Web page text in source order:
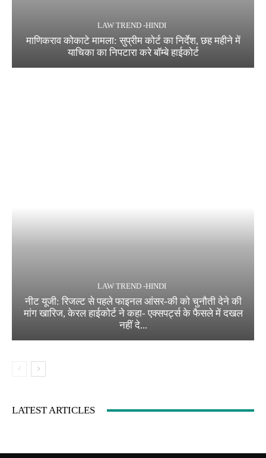
LAW TREND -HINDI
माणिकराव कोकाटे मामला: सुप्रीम कोर्ट का निर्देश, छह महीने में
याचिका का निपटारा करे बॉम्बे हाईकोर्ट
LAW TREND -HINDI
नीट यूजी: रिजल्ट से पहले फाइनल आंसर-की को चुनौती देने की
मांग खारिज, केरल हाईकोर्ट ने कहा- एक्सपर्ट्स के फैसले में दखल
नहीं दे...
LATEST ARTICLES